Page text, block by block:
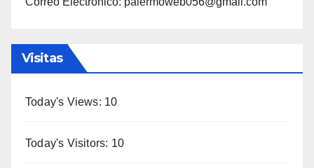
Visitas
Today's Views: 10
Today's Visitors: 10